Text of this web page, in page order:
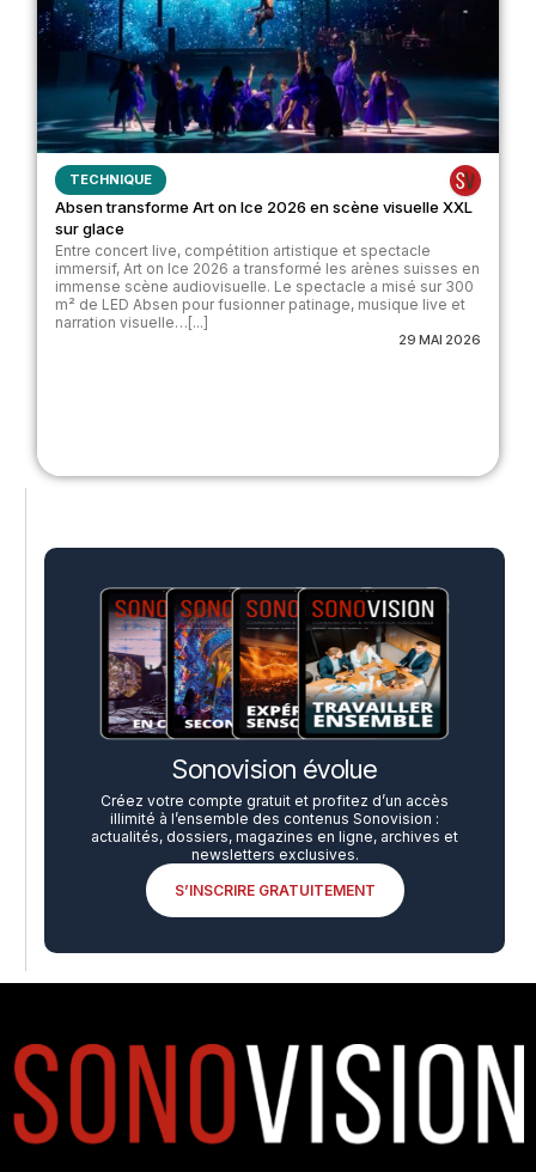
TECHNIQUE
Absen transforme Art on Ice 2026 en scène visuelle XXL
sur glace
Entre concert live, compétition artistique et spectacle
immersif, Art on Ice 2026 a transformé les arènes suisses en
immense scène audiovisuelle. Le spectacle a misé sur 300
m² de LED Absen pour fusionner patinage, musique live et
narration visuelle…[...]
29 MAI 2026
Sonovision évolue
Créez votre compte gratuit et profitez d’un accès
illimité à l’ensemble des contenus Sonovision :
actualités, dossiers, magazines en ligne, archives et
newsletters exclusives.
S’INSCRIRE GRATUITEMENT